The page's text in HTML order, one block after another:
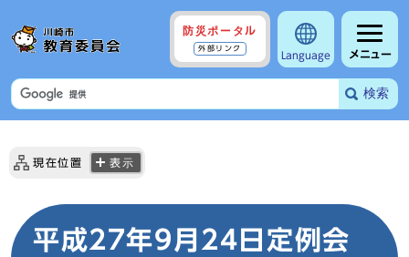
防災ポータル
外部リンク
Language メニュー
検索
現在位置 表示
平成27年9月24日定例会